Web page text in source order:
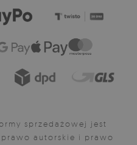
sprzedażowej jest
autorskie i prawo